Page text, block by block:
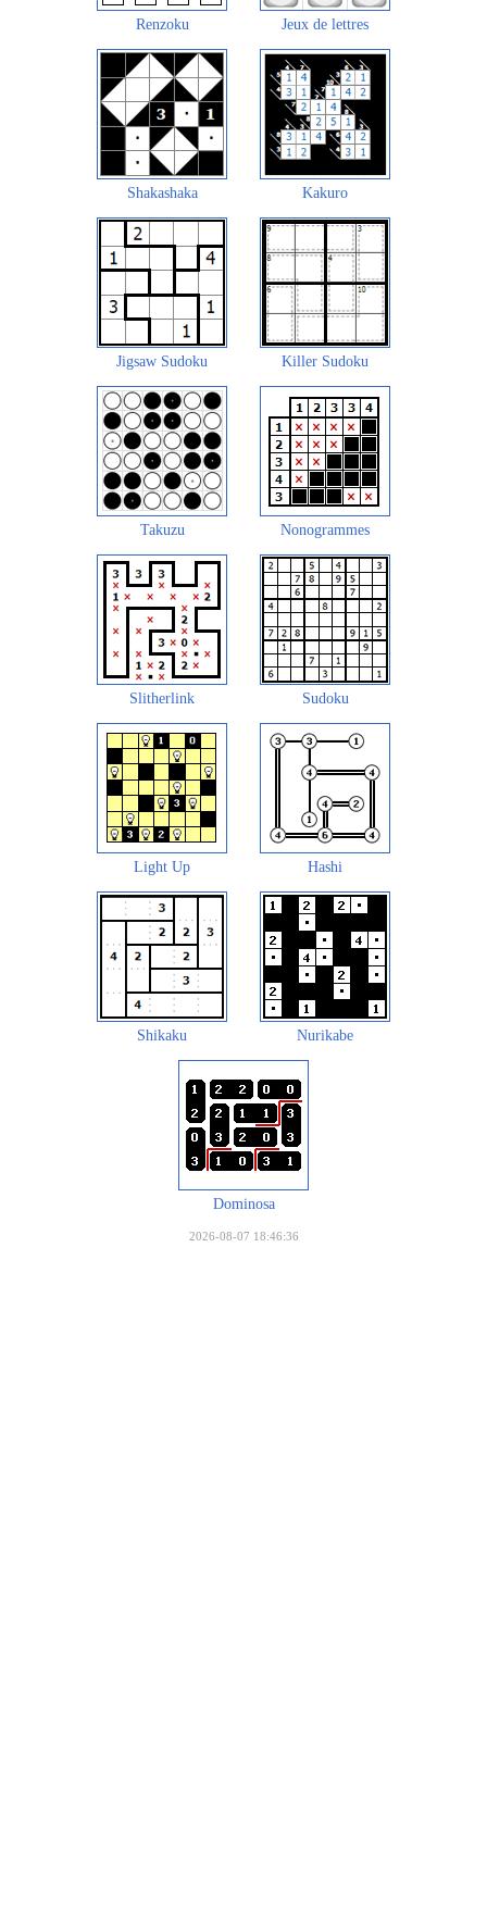
Renzoku Jeux de lettres
Shakashaka Kakuro
Jigsaw Sudoku Killer Sudoku
Takuzu Nonogrammes
Slitherlink Sudoku
Light Up Hashi
Shikaku Nurikabe
Dominosa
2026-08-07 18:46:36